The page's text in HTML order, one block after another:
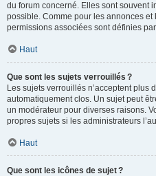
du forum concerné. Elles sont souvent
possible. Comme pour les annonces
permissions associées sont définies
Haut
Que sont les sujets verrouillés ?
Les sujets verrouillés n’acceptent plus
automatiquement clos. Un sujet peut
un modérateur pour diverses raisons.
propres sujets si les administrateurs
Haut
Que sont les icônes de sujet ?